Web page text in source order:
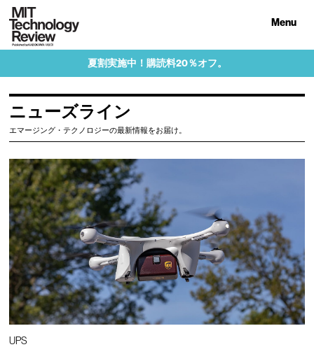
Menu
夏割実施中！購読料20％オフ。
ニューズライン
エマージング・テクノロジーの最新情報をお届け。
UPS